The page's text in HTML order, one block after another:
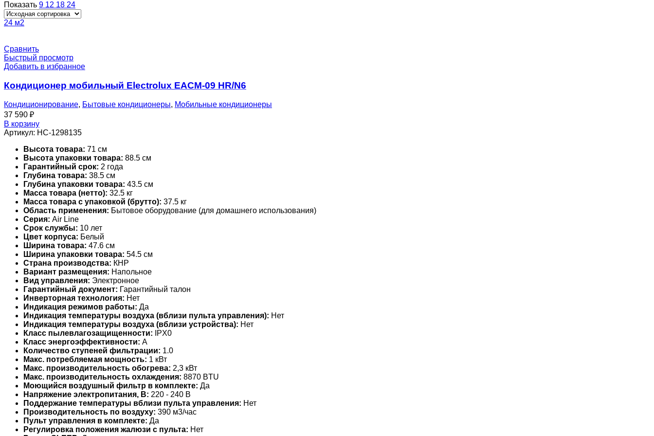
Показать 9 12 18 24
24 м2
Сравнить
Быстрый просмотр
Добавить в избранное
Кондиционер мобильный Electrolux EACM-09 HR/N6
Кондиционирование, Бытовые кондиционеры, Мобильные кондиционеры
37 590 ₽
В корзину
Артикул: НС-1298135
Высота товара: 71 см
Высота упаковки товара: 88.5 см
Гарантийный срок: 2 года
Глубина товара: 38.5 см
Глубина упаковки товара: 43.5 см
Масса товара (нетто): 32.5 кг
Масса товара с упаковкой (брутто): 37.5 кг
Область применения: Бытовое оборудование (для домашнего использования)
Серия: Air Line
Срок службы: 10 лет
Цвет корпуса: Белый
Ширина товара: 47.6 см
Ширина упаковки товара: 54.5 см
Страна производства: КНР
Вариант размещения: Напольное
Вид управления: Электронное
Гарантийный документ: Гарантийный талон
Инверторная технология: Нет
Индикация режимов работы: Да
Индикация температуры воздуха (вблизи пульта управления): Нет
Индикация температуры воздуха (вблизи устройства): Нет
Класс пылевлагозащищенности: IPX0
Класс энергоэффективности: A
Количество ступеней фильтрации: 1.0
Макс. потребляемая мощность: 1 кВт
Макс. производительность обогрева: 2,3 кВт
Макс. производительность охлаждения: 8870 BTU
Моющийся воздушный фильтр в комплекте: Да
Напряжение электропитания, В: 220 - 240 В
Поддержание температуры вблизи пульта управления: Нет
Производительность по воздуху: 390 м3/час
Пульт управления в комплекте: Да
Регулировка положения жалюзи с пульта: Нет